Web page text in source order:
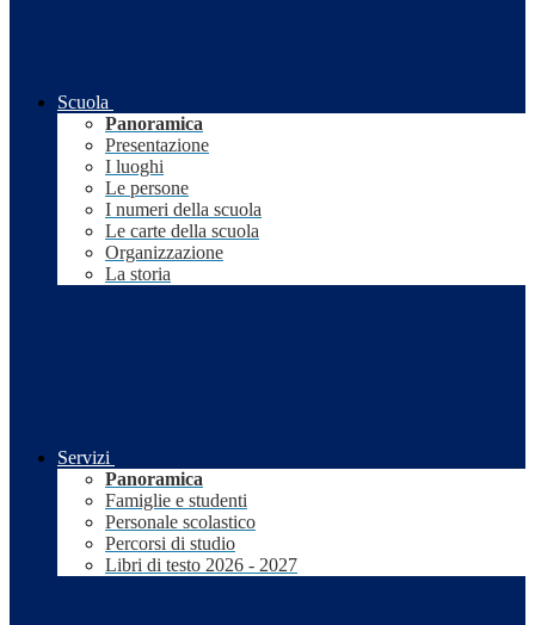
Scuola
Panoramica
Presentazione
I luoghi
Le persone
I numeri della scuola
Le carte della scuola
Organizzazione
La storia
Servizi
Panoramica
Famiglie e studenti
Personale scolastico
Percorsi di studio
Libri di testo 2026 - 2027